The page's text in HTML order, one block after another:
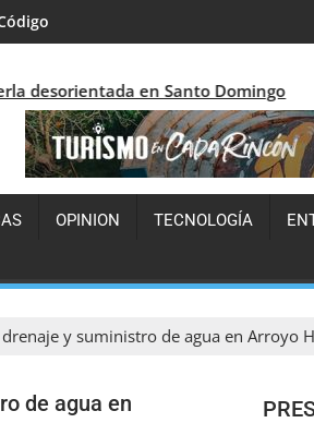
de visitantes y consolida el
Santo Domingo
OPINION TECNOLOGÍA
y suministro de agua en Arroyo
de agua en